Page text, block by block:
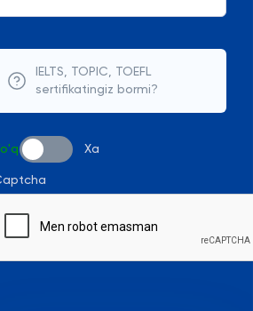
IELTS, TOPIC, TOEFL
sertifikatingiz bormi?
Xa